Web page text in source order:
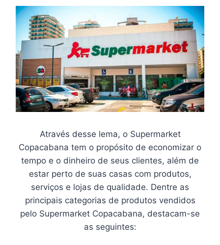
Através desse lema, o Supermarket
Copacabana tem o propósito de economizar o
tempo e o dinheiro de seus clientes, além de
estar perto de suas casas com produtos,
serviços e lojas de qualidade. Dentre as
principais categorias de produtos vendidos
pelo Supermarket Copacabana, destacam-se
as seguintes: